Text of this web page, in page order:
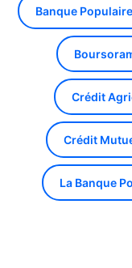
Banque
Crédit
Crédit
La Banque